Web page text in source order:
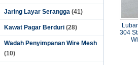
Jaring Layar Serangga (41)
Kawat Pagar Berduri (28)
Wadah Penyimpanan Wire Mesh
(10)
304